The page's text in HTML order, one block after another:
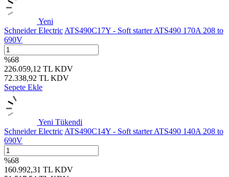
Yeni
Schneider Electric ATS490C17Y - Soft starter ATS490 170A 208 to
690V
%68
226.059,12 TL KDV
72.338,92 TL KDV
Sepete Ekle
Yeni Tükendi
Schneider Electric ATS490C14Y - Soft starter ATS490 140A 208 to
690V
%68
160.992,31 TL KDV